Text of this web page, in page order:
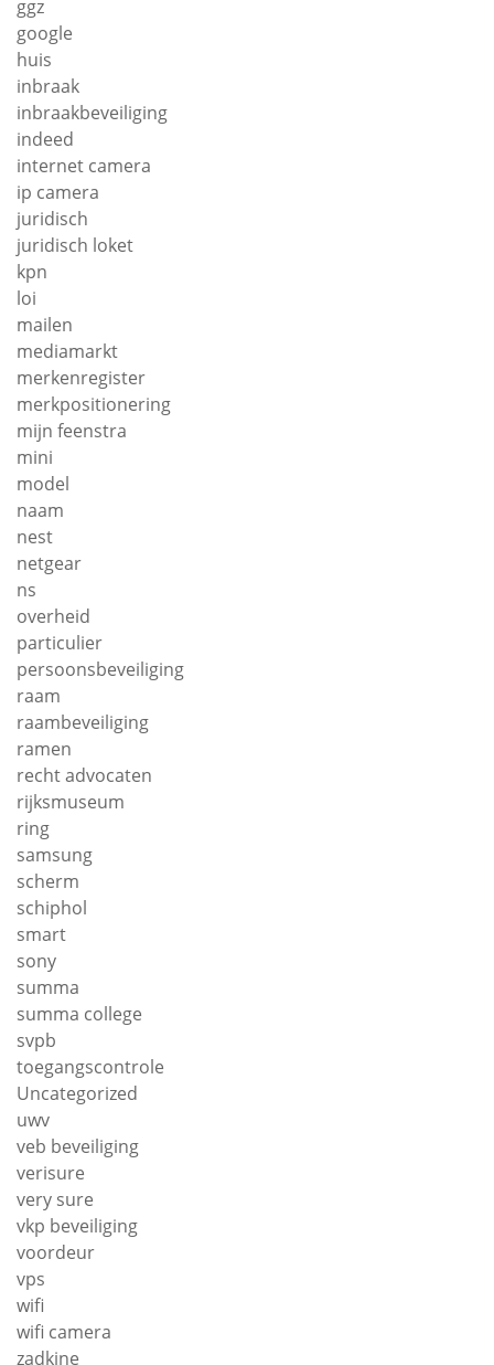
ggz
google
huis
inbraak
inbraakbeveiliging
indeed
internet camera
ip camera
juridisch
juridisch loket
kpn
loi
mailen
mediamarkt
merkenregister
merkpositionering
mijn feenstra
mini
model
naam
nest
netgear
ns
overheid
particulier
persoonsbeveiliging
raam
raambeveiliging
ramen
recht advocaten
rijksmuseum
ring
samsung
scherm
schiphol
smart
sony
summa
summa college
svpb
toegangscontrole
Uncategorized
uwv
veb beveiliging
verisure
very sure
vkp beveiliging
voordeur
vps
wifi
wifi camera
zadkine